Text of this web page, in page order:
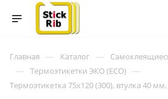
Главная — Каталог —
— Термоэтикетки ЭКО (ECO) —
Термоэтикетка 75x120 (300), втулка 40